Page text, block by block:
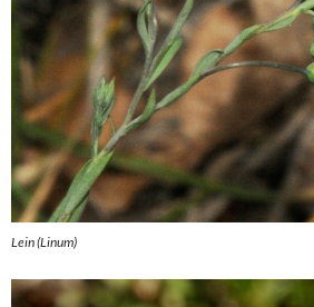
Lein (Linum)